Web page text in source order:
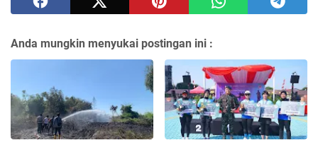
Anda mungkin menyukai postingan ini :